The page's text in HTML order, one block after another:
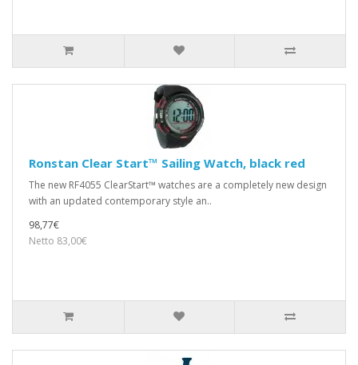
Ronstan Clear Start™ Sailing Watch, black red
The new RF4055 ClearStart™ watches are a completely new design
with an updated contemporary style an..
98,77€
Netto 83,00€